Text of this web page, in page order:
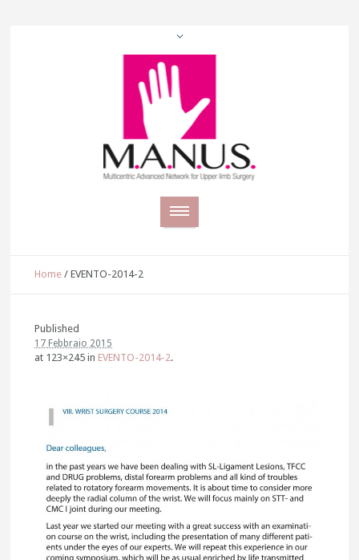
Home /EVENTO-2014-2
Published
17 Febbraio 2015
at 123×245 in EVENTO-2014-2.